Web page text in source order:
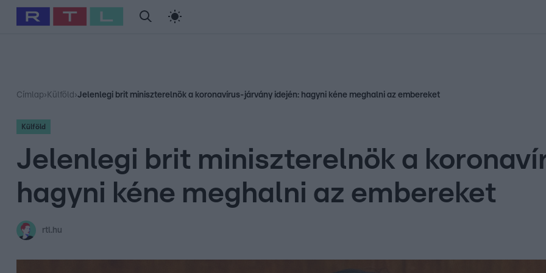
Babits Marcella Szellő István Most Wanted
Címlap› Külföld ›Jelenlegi brit miniszterelnök a koronavírus-járvány idején: hagyni kéne meghalni az embereket
Külföld
Jelenlegi brit miniszterelnök a
hagyni kéne meghalni az embereket
rtl.hu